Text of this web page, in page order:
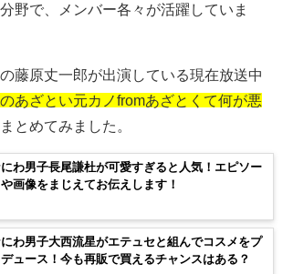
野で、メンバー各々が活躍していま
藤原丈一郎が出演している現在放送中
あざとい元カノfromあざとくて何が悪
とめてみました。
わ男子長尾謙杜が可愛すぎると人気！エピソー
や画像をまじえてお伝えします！
わ男子大西流星がエテュセと組んでコスメをプ
デュース！今も再販で買えるチャンスはある？